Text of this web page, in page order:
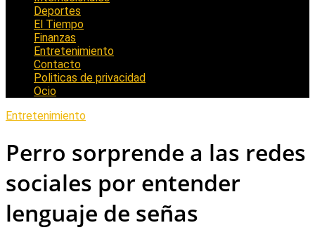
Deportes
El Tiempo
Finanzas
Entretenimiento
Contacto
Politicas de privacidad
Ocio
Entretenimiento
Perro sorprende a las redes
sociales por entender
lenguaje de señas